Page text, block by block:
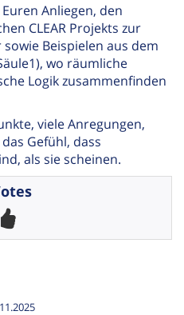
Anliegen, den
CLEAR Projekts zur
Beispielen aus dem
wo räumliche
Logik zusammenfinden
viele Anregungen,
Gefühl, dass
als sie scheinen.